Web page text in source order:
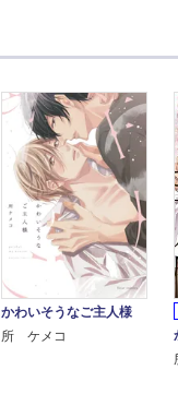
かわいそうなご主人様
所 ケメコ